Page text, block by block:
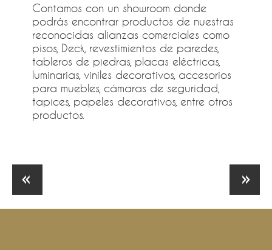
Contamos con un showroom donde
podrás encontrar productos de nuestras
reconocidas alianzas comerciales como
pisos, Deck, revestimientos de paredes,
tableros de piedras, placas eléctricas,
luminarias, viniles decorativos, accesorios
para muebles, cámaras de seguridad,
tapices, papeles decorativos, entre otros
productos.